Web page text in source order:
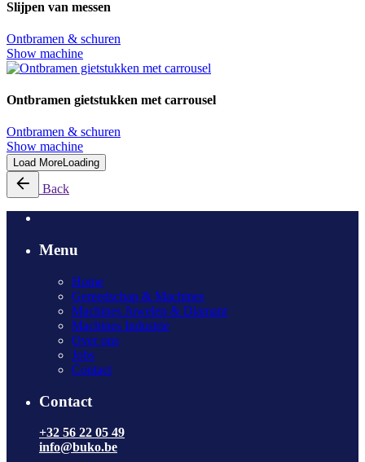
Slijpen van messen
Ontbramen & schuren
Show machine
Ontbramen gietstukken met carrousel
Ontbramen & schuren
Show machine
Load MoreLoading
Back
Menu
Home
Gereedschap & Machines
Machines Juwelen & Diamant
Machines Industrie
Over ons
Jobs
Contact
Contact
+32 56 22 05 49
info@buko.be